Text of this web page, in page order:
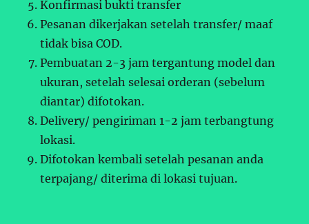
Konfirmasi bukti transfer
Pesanan dikerjakan setelah transfer/ maaf
tidak bisa COD.
Pembuatan 2-3 jam tergantung model dan
ukuran, setelah selesai orderan (sebelum
diantar) difotokan.
Delivery/ pengiriman 1-2 jam terbangtung
lokasi.
Difotokan kembali setelah pesanan anda
terpajang/ diterima di lokasi tujuan.